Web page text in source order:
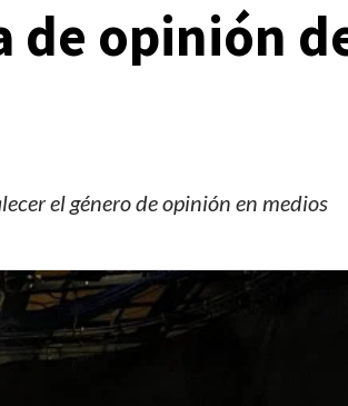
de opinión
el género de opinión en medios